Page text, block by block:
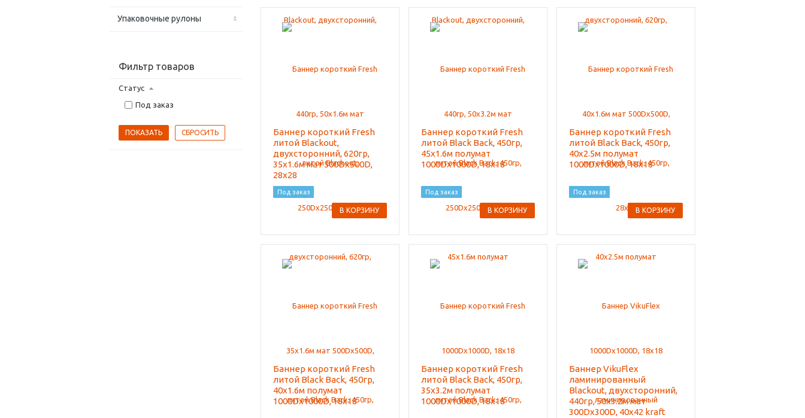
Упаковочные рулоны
Фильтр товаров
Статус
Под заказ
Баннер короткий Fresh
литой Blackout,
двухсторонний, 620гр,
35x1.6м мат 500Dx500D,
28x28
Под заказ
В КОРЗИНУ
Баннер короткий Fresh
литой Black Back, 450гр,
45x1.6м полумат
1000Dx1000D, 18x18
Под заказ
В КОРЗИНУ
Баннер короткий Fresh
литой Black Back, 450гр,
40x2.5м полумат
1000Dx1000D, 18x18
Под заказ
В КОРЗИНУ
Баннер короткий Fresh
литой Black Back, 450гр,
40x1.6м полумат
1000Dx1000D, 18x18
Баннер короткий Fresh
литой Black Back, 450гр,
35x3.2м полумат
1000Dx1000D, 18x18
Баннер VikuFlex
ламинированный
Blackout, двухсторонний,
440гр, 50x3.2м мат
300Dx300D, 40x42 kraft